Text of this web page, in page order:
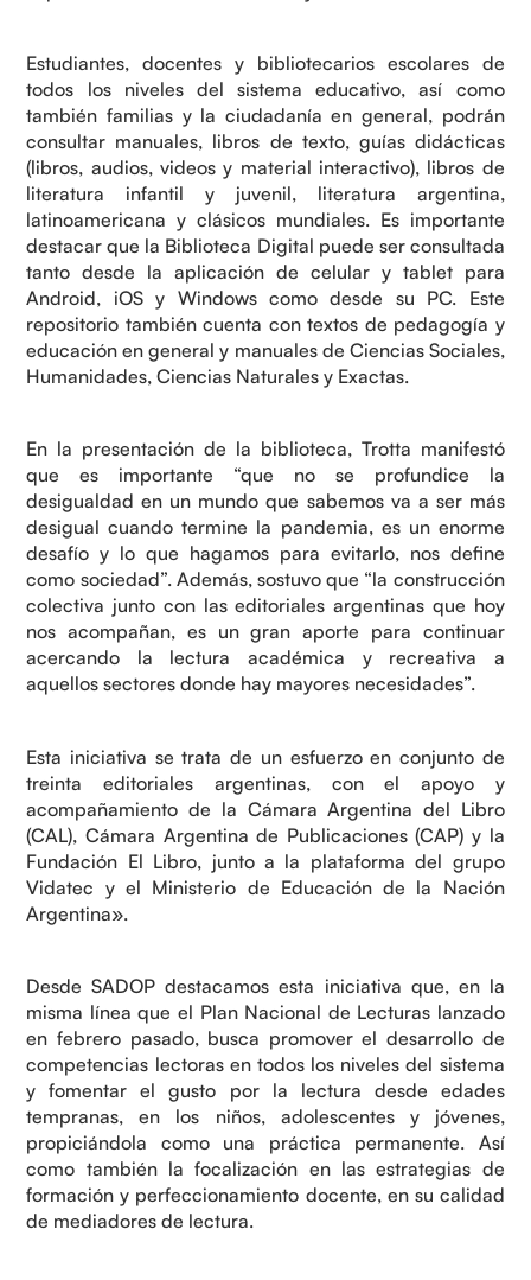
Estudiantes, docentes y bibliotecarios escolares de
todos los niveles del sistema educativo, así como
también familias y la ciudadanía en general, podrán
consultar manuales, libros de texto, guías didácticas
(libros, audios, videos y material interactivo), libros de
literatura infantil y juvenil, literatura argentina,
latinoamericana y clásicos mundiales. Es importante
destacar que la Biblioteca Digital puede ser consultada
tanto desde la aplicación de celular y tablet para
Android, iOS y Windows como desde su PC. Este
repositorio también cuenta con textos de pedagogía y
educación en general y manuales de Ciencias Sociales,
Humanidades, Ciencias Naturales y Exactas.
En la presentación de la biblioteca, Trotta manifestó
que es importante “que no se profundice la
desigualdad en un mundo que sabemos va a ser más
desigual cuando termine la pandemia, es un enorme
desafío y lo que hagamos para evitarlo, nos define
como sociedad”. Además, sostuvo que “la construcción
colectiva junto con las editoriales argentinas que hoy
nos acompañan, es un gran aporte para continuar
acercando la lectura académica y recreativa a
aquellos sectores donde hay mayores necesidades”.
Esta iniciativa se trata de un esfuerzo en conjunto de
treinta editoriales argentinas, con el apoyo y
acompañamiento de la Cámara Argentina del Libro
(CAL), Cámara Argentina de Publicaciones (CAP) y la
Fundación El Libro, junto a la plataforma del grupo
Vidatec y el Ministerio de Educación de la Nación
Argentina».
Desde SADOP destacamos esta iniciativa que, en la
misma línea que el Plan Nacional de Lecturas lanzado
en febrero pasado, busca promover el desarrollo de
competencias lectoras en todos los niveles del sistema
y fomentar el gusto por la lectura desde edades
tempranas, en los niños, adolescentes y jóvenes,
propiciándola como una práctica permanente. Así
como también la focalización en las estrategias de
formación y perfeccionamiento docente, en su calidad
de mediadores de lectura.